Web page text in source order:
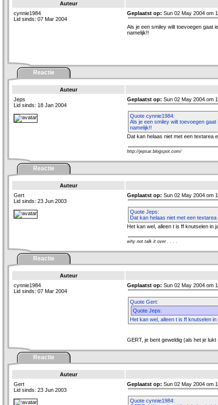
Auteur
cynnie1984
Lid sinds: 07 Mar 2004
Geplaatst op: Sun 02 May 2004 om
Als je een smiley wilt toevoegen gaat
namelijk!!
Reactie
Auteur
Jeps
Lid sinds: 18 Jan 2004
Geplaatst op: Sun 02 May 2004 om
Quote cynnie1984:
Als je een smiley wilt toevoegen
namelijk!!
Dat kan helaas niet met een textarea
http://jepsar.blogspot.com/
Reactie
Auteur
Gert
Lid sinds: 23 Jun 2003
Geplaatst op: Sun 02 May 2004 om
Quote Jeps:
Dat kan helaas niet met een
Het kan wel, alleen t is ff knutselen in
why not talk it over . . . .
Reactie
Auteur
cynnie1984
Lid sinds: 07 Mar 2004
Geplaatst op: Sun 02 May 2004 om
Quote Gert:
Quote Jeps:
Het kan wel, alleen t is ff knutselen
GERT, je bent geweldig (als het je lukt
Reactie
Auteur
Gert
Lid sinds: 23 Jun 2003
Geplaatst op: Sun 02 May 2004 om
Quote cynnie1984: